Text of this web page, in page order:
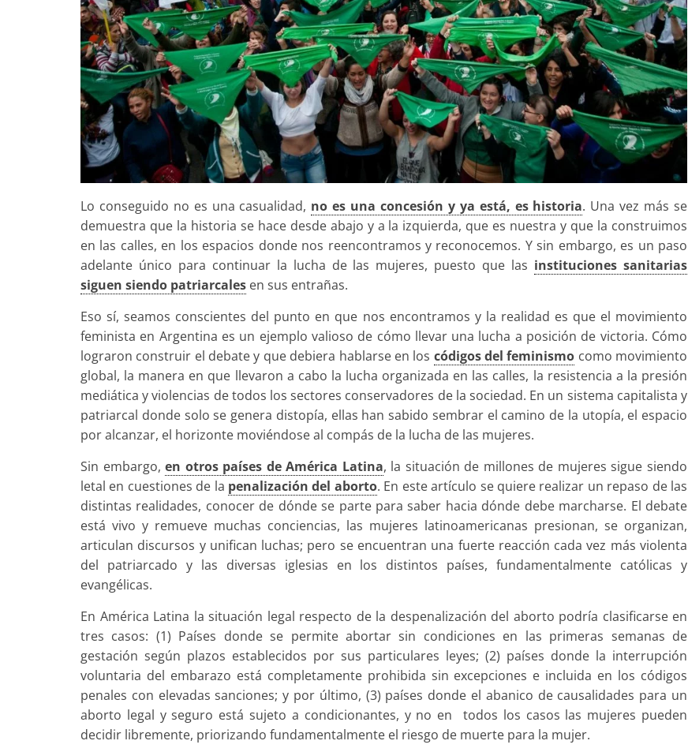
Lo conseguido no es una casualidad, no es una concesión y ya está, es historia. Una vez más se
demuestra que la historia se hace desde abajo y a la izquierda, que es nuestra y que la construimos
en las calles, en los espacios donde nos reencontramos y reconocemos. Y sin embargo, es un paso
adelante único para continuar la lucha de las mujeres, puesto que las instituciones sanitarias
siguen siendo patriarcales en sus entrañas.
Eso sí, seamos conscientes del punto en que nos encontramos y la realidad es que el movimiento
feminista en Argentina es un ejemplo valioso de cómo llevar una lucha a posición de victoria. Cómo
lograron construir el debate y que debiera hablarse en los códigos del feminismo como movimiento
global, la manera en que llevaron a cabo la lucha organizada en las calles, la resistencia a la presión
mediática y violencias de todos los sectores conservadores de la sociedad. En un sistema capitalista y
patriarcal donde solo se genera distopía, ellas han sabido sembrar el camino de la utopía, el espacio
por alcanzar, el horizonte moviéndose al compás de la lucha de las mujeres.
Sin embargo,en otros países de América Latina, la situación de millones de mujeres sigue siendo
letal en cuestiones de la penalización del aborto. En este artículo se quiere realizar un repaso de las
distintas realidades, conocer de dónde se parte para saber hacia dónde debe marcharse. El debate
está vivo y remueve muchas conciencias, las mujeres latinoamericanas presionan, se organizan,
articulan discursos y unifican luchas; pero se encuentran una fuerte reacción cada vez más violenta
del patriarcado y las diversas iglesias en los distintos países, fundamentalmente católicas y
evangélicas.
En América Latina la situación legal respecto de la despenalización del aborto podría clasificarse en
tres casos: (1) Países donde se permite abortar sin condiciones en las primeras semanas de
gestación según plazos establecidos por sus particulares leyes; (2) países donde la interrupción
voluntaria del embarazo está completamente prohibida sin excepciones e incluida en los códigos
penales con elevadas sanciones; y por último, (3) países donde el abanico de causalidades para un
aborto legal y seguro está sujeto a condicionantes, y no en todos los casos las mujeres pueden
decidir libremente, priorizando fundamentalmente el riesgo de muerte para la mujer.